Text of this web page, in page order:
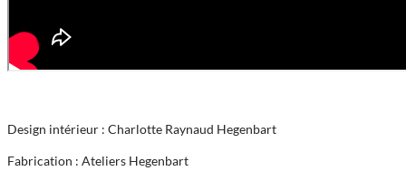
Design intérieur : Charlotte Raynaud Hegenbart
Fabrication : Ateliers Hegenbart